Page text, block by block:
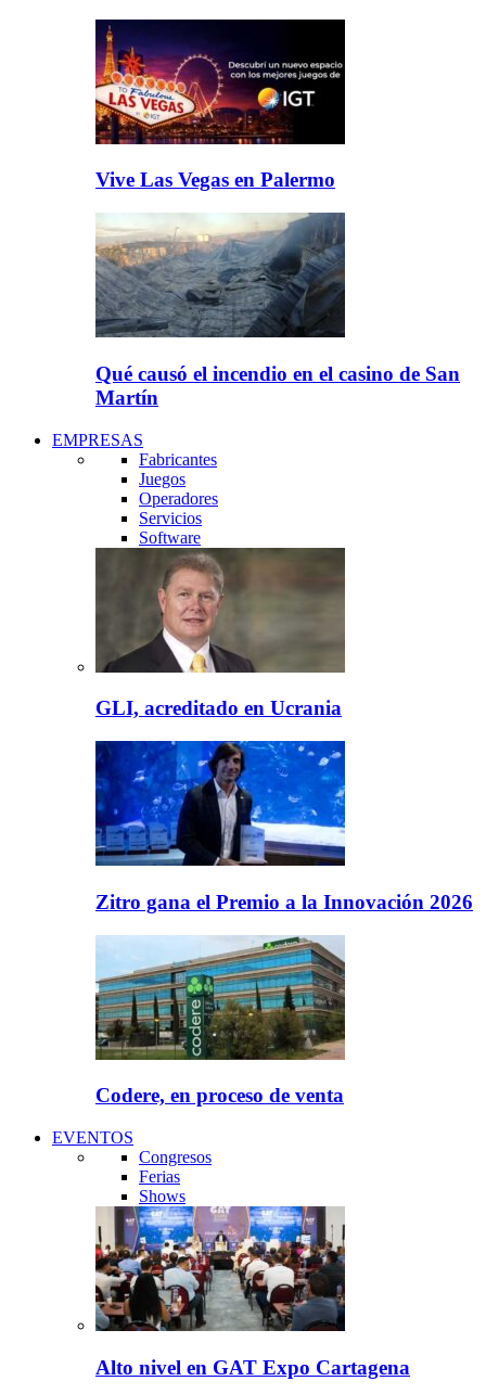
Vive Las Vegas en Palermo
Qué causó el incendio en el casino de San
Martín
EMPRESAS
Fabricantes
Juegos
Operadores
Servicios
Software
GLI, acreditado en Ucrania
Zitro gana el Premio a la Innovación 2026
Codere, en proceso de venta
EVENTOS
Congresos
Ferias
Shows
Alto nivel en GAT Expo Cartagena